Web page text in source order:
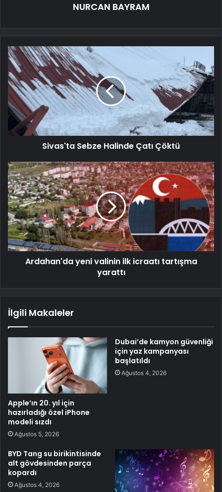
NURCAN BAYRAM
Sivas'ta Sebze Halinde Çatı Çöktü
Ardahan'da yeni valinin ilk icraatı tartışma
yarattı
İlgili Makaleler
Apple’ın 20. yıl için
hazırladığı özel iPhone
modeli sızdı
Ağustos 5, 2026
Dubai’de kamyon güvenliği
için yaz kampanyası
başlatıldı
Ağustos 4, 2026
BYD Tang su birikintisinde
alt gövdesinden parça
kopardı
Ağustos 4, 2026